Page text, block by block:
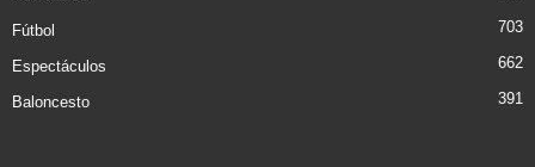
Fútbol 703
Espectáculos 662
Baloncesto 391